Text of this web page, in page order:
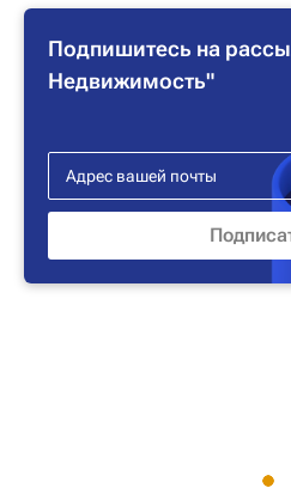
Подпишитесь на
Недвижимость"